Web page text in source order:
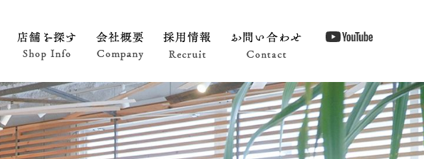
ウェルネス Wellness 店舗を探す Shop Info 会社概要 Company 採用情報 Recruit お問い合わせ Contact